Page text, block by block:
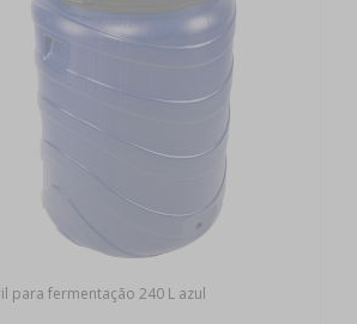
para fermentação 240 L azul